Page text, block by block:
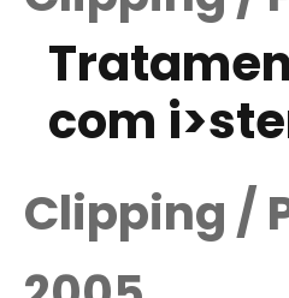
com
Clipping /